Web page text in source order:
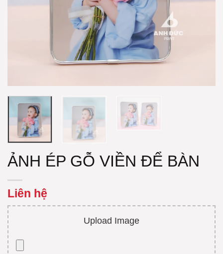
ẢNH ÉP GỖ VIỀN ĐỂ BÀN
Liên hệ
Upload Image